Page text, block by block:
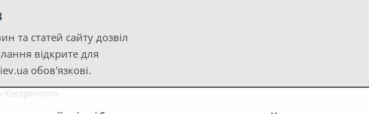
та статей сайту дозвіл
відкрите для
обов'язкові.